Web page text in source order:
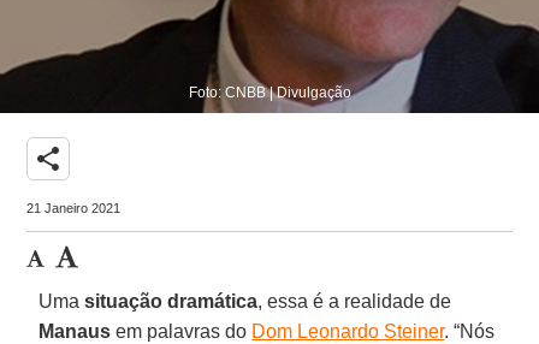
Foto: CNBB | Divulgação
share
21 Janeiro 2021
Umasituação dramática, essa é a realidade de
Manaus em palavras do Dom Leonardo Steiner. “Nós